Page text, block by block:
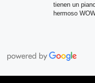
tienen un
hermoso